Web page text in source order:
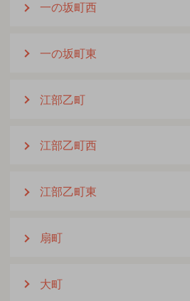
一の坂町西
一の坂町東
江部乙町
江部乙町西
江部乙町東
扇町
大町